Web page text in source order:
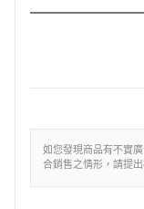
如您發現商品有不實
合銷售之情形，請提